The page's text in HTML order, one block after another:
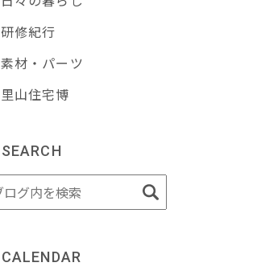
研修紀行
素材・パーツ
里山住宅博
SEARCH
CALENDAR